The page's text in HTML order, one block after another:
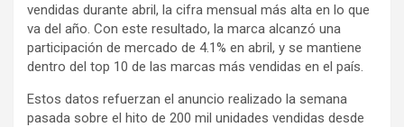
vendidas durante abril, la cifra mensual más alta en lo que
va del año. Con este resultado, la marca alcanzó una
participación de mercado de 4.1% en abril, y se mantiene
dentro del top 10 de las marcas más vendidas en el país.
Estos datos refuerzan el anuncio realizado la semana
pasada sobre el hito de 200 mil unidades vendidas desde